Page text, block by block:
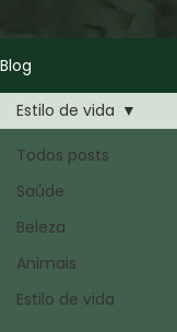
Blog
Todos posts
Saúde
Beleza
Animais
Estilo de vida
Estilo de vida